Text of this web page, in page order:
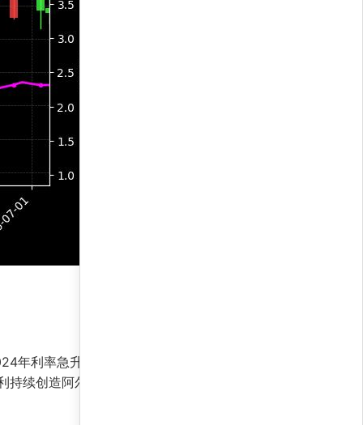
年利率急升阶段，最大回撤仅4.8%，远低于基
续创造阿尔法。这种全天候特性使其成为债